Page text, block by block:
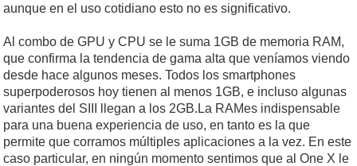
aunque en el uso cotidiano esto no es significativo.
Al combo de GPU y CPU se le suma 1GB de memoria RAM,
que confirma la tendencia de gama alta que veníamos viendo
desde hace algunos meses. Todos los smartphones
superpoderosos hoy tienen al menos 1GB, e incluso algunas
variantes del SIII llegan a los 2GB.La RAMes indispensable
para una buena experiencia de uso, en tanto es la que
permite que corramos múltiples aplicaciones a la vez. En este
caso particular, en ningún momento sentimos que al One X le